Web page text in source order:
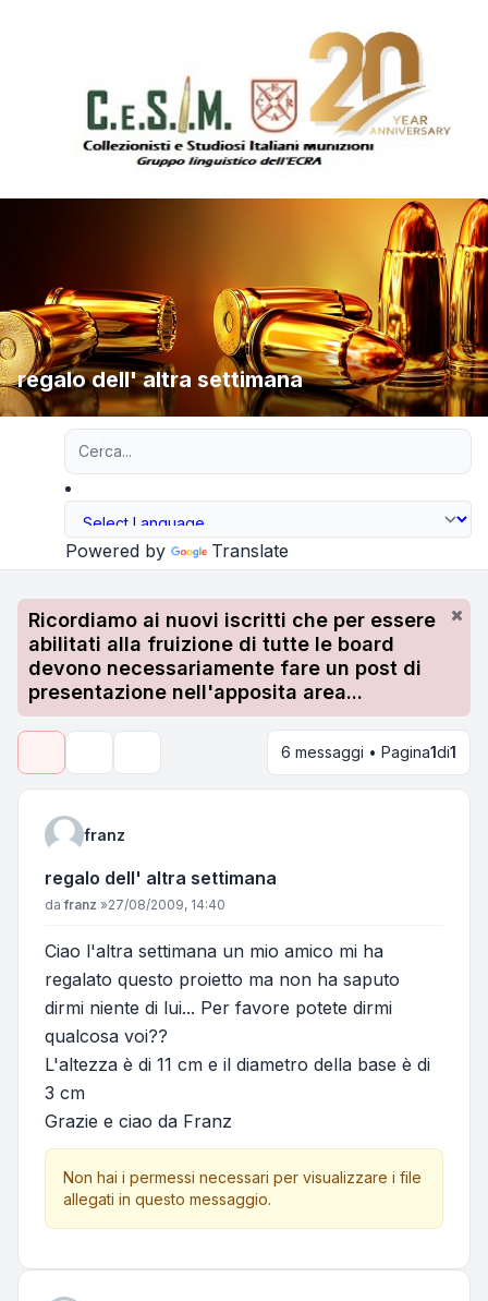
regalo dell' altra settimana
Powered by Translate
Ricordiamo ai nuovi iscritti che per essere
abilitati alla fruizione di tutte le board
devono necessariamente fare un post di
presentazione nell'apposita area...
6 messaggi • Pagina1di1
franz
regalo dell' altra settimana
Messaggio
dafranz »27/08/2009, 14:40
Ciao l'altra settimana un mio amico mi ha
regalato questo proietto ma non ha saputo
dirmi niente di lui... Per favore potete dirmi
qualcosa voi??
L'altezza è di 11 cm e il diametro della base è di
3 cm
Grazie e ciao da Franz
Non hai i permessi necessari per visualizzare i file
allegati in questo messaggio.